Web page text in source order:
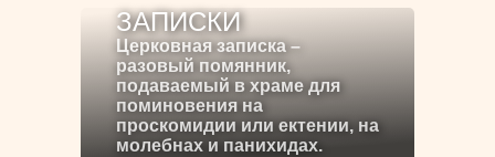
ЗАПИСКИ
Церковная записка –
разовый помянник,
подаваемый в храме для
поминовения на
проскомидии или ектении, на
молебнах и панихидах.